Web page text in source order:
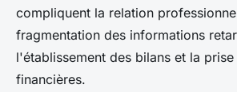
compliquent la relation
fragmentation des informations
l'établissement des bilans et la
financières.